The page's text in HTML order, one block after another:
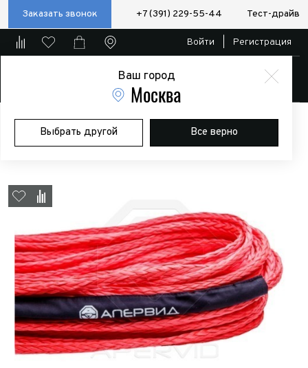
Заказать звонок +7 (391) 229-55-44 Тест-драйв
Ваш город
Москва
Выбрать другой Все верно
Войти Регистрация
Главная Магазин Дополнительное оборудование
Лебедки
Трос синтетический APERVID STANDARD диаметр 14 мм